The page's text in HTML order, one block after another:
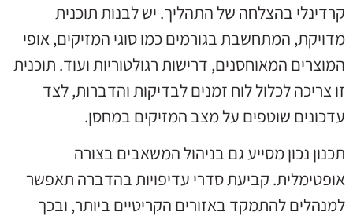
קרדינלי בהצלחה של התהליך. יש לבנות תוכנית
מדויקת, המתחשבת בגורמים כמו סוגי המזיקים, אופי
המוצרים המאוחסנים, דרישות רגולטוריות ועוד. תוכנית
זו צריכה לכלול לוח זמנים לבדיקות והדברות, לצד
עדכונים שוטפים על מצב המזיקים במחסן.
תכנון נכון מסייע גם בניהול המשאבים בצורה
אופטימלית. קביעת סדרי עדיפויות בהדברה תאפשר
למנהלים להתמקד באזורים הקריטיים ביותר, ובכך